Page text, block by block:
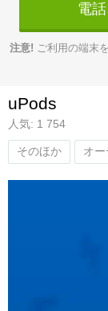
電
注意! ご利用の端末
uPods
人気: 1 754
そのほか オ